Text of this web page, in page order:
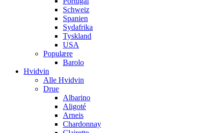
Schweiz
Spanien
Sydafrika
Tyskland
USA
Populære
Barolo
Hvidvin
Alle Hvidvin
Drue
Albarino
Aligoté
Arneis
Chardonnay